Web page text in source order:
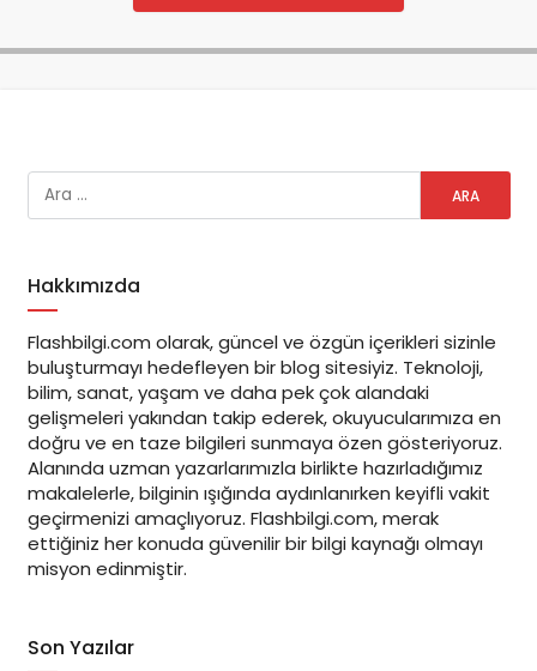
Hakkımızda
Flashbilgi.com olarak, güncel ve özgün içerikleri sizinle
buluşturmayı hedefleyen bir blog sitesiyiz. Teknoloji,
bilim, sanat, yaşam ve daha pek çok alandaki
gelişmeleri yakından takip ederek, okuyucularımıza en
doğru ve en taze bilgileri sunmaya özen gösteriyoruz.
Alanında uzman yazarlarımızla birlikte hazırladığımız
makalelerle, bilginin ışığında aydınlanırken keyifli vakit
geçirmenizi amaçlıyoruz. Flashbilgi.com, merak
ettiğiniz her konuda güvenilir bir bilgi kaynağı olmayı
misyon edinmiştir.
Son Yazılar